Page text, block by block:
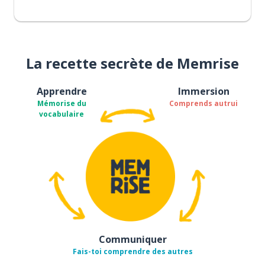
La recette secrète de Memrise
Apprendre
Mémorise du
vocabulaire
Immersion
Comprends autrui
Communiquer
Fais-toi comprendre des autres